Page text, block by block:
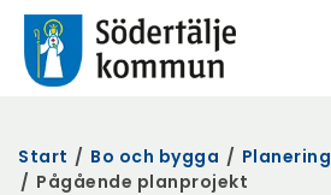
Start / Bo och bygga / Planering
/ Pågående planprojekt